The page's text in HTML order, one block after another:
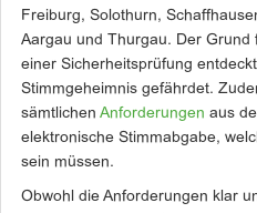
Freiburg, Solothurn,
Aargau und Thurgau. Der Grund
einer Sicherheitsprüfung
Stimmgeheimnis gefährdet.
sämtlichen Anforderungen aus
elektronische Stimmabgabe,
sein müssen.
Obwohl die Anforderungen klar